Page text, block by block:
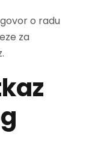
o radu
za